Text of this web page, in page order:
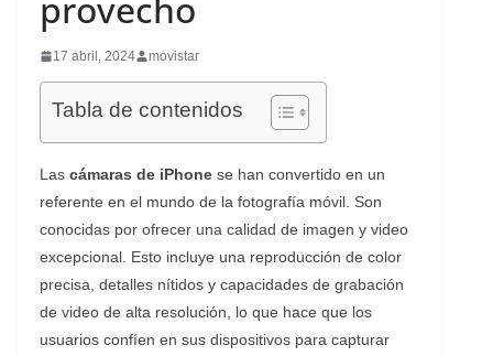
17 abril, 2024 movistar
Tabla de contenidos
Las cámaras de iPhone se han convertido en un
referente en el mundo de la fotografía móvil. Son
conocidas por ofrecer una calidad de imagen y video
excepcional. Esto incluye una reproducción de color
precisa, detalles nítidos y capacidades de grabación
de video de alta resolución, lo que hace que los
usuarios confíen en sus dispositivos para capturar